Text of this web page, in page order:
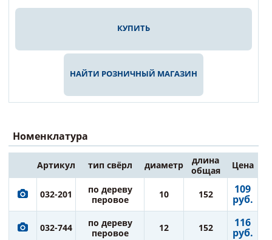
КУПИТЬ
НАЙТИ РОЗНИЧНЫЙ МАГАЗИН
Номенклатура
Артикул тип свёрл диаметр
длина
общая
Цена
032-201
по дереву
перовое
10 152 109
руб.
032-744
по дереву
перовое
12 152 116
руб.